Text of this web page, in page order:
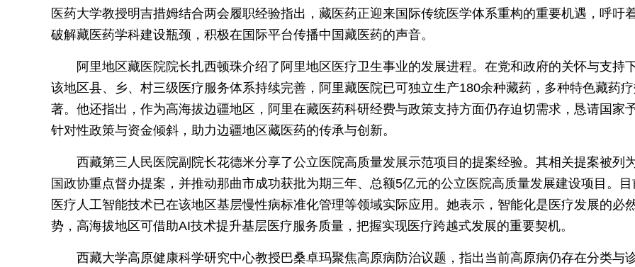
医药大学教授明吉措姆结合两会履职经验指出，藏医药正迎来国际传统医学体系重构的重要机遇，呼吁
破解藏医药学科建设瓶颈，积极在国际平台传播中国藏医药的声音。
阿里地区藏医院院长扎西顿珠介绍了阿里地区医疗卫生事业的发展进程。在党和政府的关怀与支持
该地区县、乡、村三级医疗服务体系持续完善，阿里藏医院已可独立生产180余种藏药，多种特色藏药疗
著。他还指出，作为高海拔边疆地区，阿里在藏医药科研经费与政策支持方面仍存迫切需求，恳请国家
针对性政策与资金倾斜，助力边疆地区藏医药的传承与创新。
西藏第三人民医院副院长花德米分享了公立医院高质量发展示范项目的提案经验。其相关提案被列
国政协重点督办提案，并推动那曲市成功获批为期三年、总额5亿元的公立医院高质量发展建设项目。目
医疗人工智能技术已在该地区基层慢性病标准化管理等领域实际应用。她表示，智能化是医疗发展的必
势，高海拔地区可借助AI技术提升基层医疗服务质量，把握实现医疗跨越式发展的重要契机。
西藏大学高原健康科学研究中心教授巴桑卓玛聚焦高原病防治议题，指出当前高原病仍存在分类与